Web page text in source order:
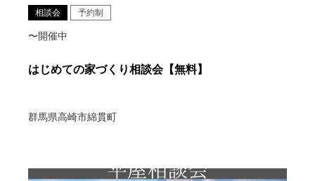
相談会 予約制
〜開催中
はじめての家づくり相談会【無料】
群馬県高崎市綿貫町